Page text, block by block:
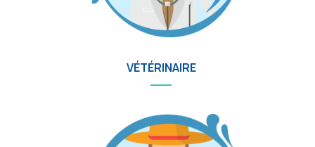
VÉTÉRINAIRE